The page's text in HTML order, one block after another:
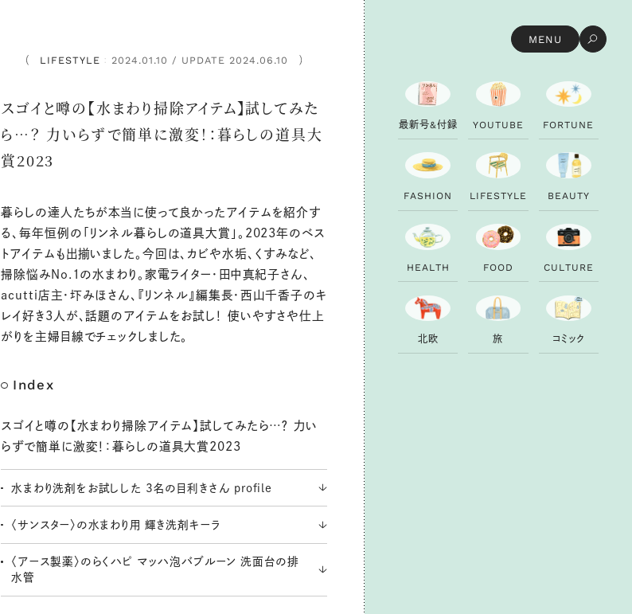
MENU
LIFESTYLE
： 2024.01.10 / UPDATE 2024.06.10
スゴイと噂の【水まわり掃除アイテム】試してみた
ら…？ 力いらずで簡単に激変！：暮らしの道具大
賞2023
暮らしの達人たちが本当に使って良かったアイテムを紹介す
る、毎年恒例の「リンネル暮らしの道具大賞」。2023年のベス
トアイテムも出揃いました。今回は、カビや水垢、くすみなど、
掃除悩みNo.1の水まわり。家電ライター・田中真紀子さん、
acutti店主・圷みほさん、『リンネル』編集長・西山千香子のキ
レイ好き3人が、話題のアイテムをお試し！ 使いやすさや仕上
がりを主婦目線でチェックしました。
Index
スゴイと噂の【水まわり掃除アイテム】試してみたら…？ 力い
らずで簡単に激変！：暮らしの道具大賞2023
水まわり洗剤をお試しした 3名の目利きさん profile
〈サンスター〉の水まわり用 輝き洗剤キーラ
〈アース製薬〉のらくハピ マッハ泡バブルーン 洗面台の排
水管
最新号&付録 YOUTU B E FORTU N E
FAS H ION LI FESTYLE B EAUTY
H EALTH FOOD CU LTU RE
北欧 旅 コ ミ ック